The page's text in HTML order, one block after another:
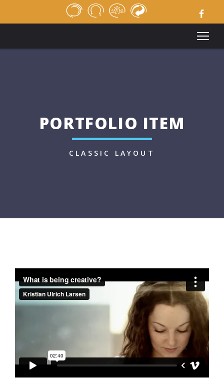
ACCUEIL
PORTFOLIO ITEM
CLASSIC LAYOUT